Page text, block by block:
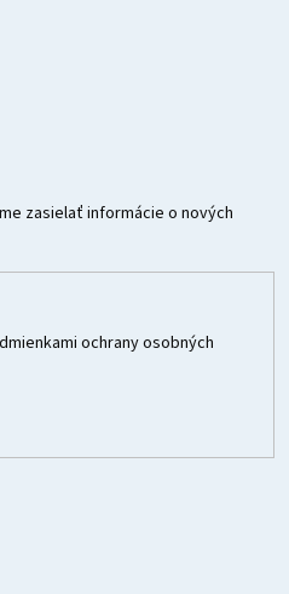
zasielať informácie o nových
ochrany osobných